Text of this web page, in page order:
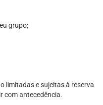
grupo;
limitadas e sujeitas à reserva
com antecedência.